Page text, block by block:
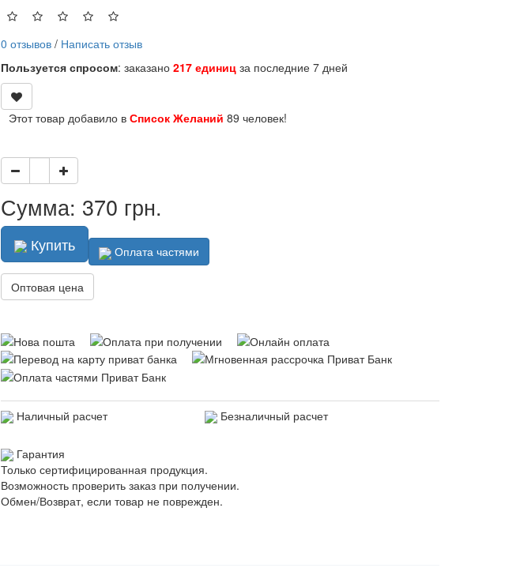
0 отзывов / Написать отзыв
Пользуется спросом: заказано 217 единиц за последние 7 дней
Этот товар добавило в Список Желаний 89 человек!
Сумма: 370 грн.
Купить Оплата частями
Оптовая цена
Наличный расчет Безналичный расчет
Гарантия
Только сертифицированная продукция.
Возможность проверить заказ при получении.
Обмен/Возврат, если товар не поврежден.